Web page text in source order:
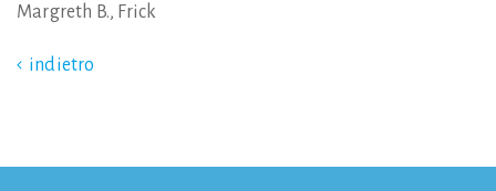
Margreth B., Frick
indietro